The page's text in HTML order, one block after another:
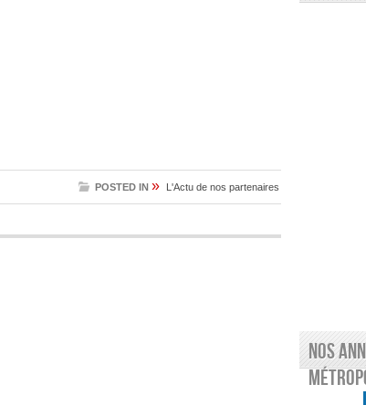
POSTED IN » L'Actu de nos partenaires
Nos